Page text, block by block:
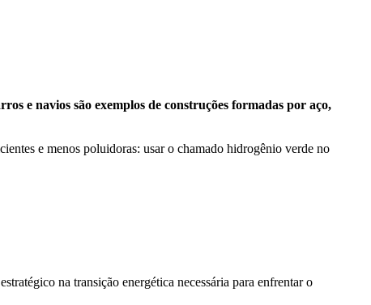
e navios são exemplos de construções formadas por aço,
e menos poluidoras: usar o chamado hidrogênio verde no
na transição energética necessária para enfrentar o